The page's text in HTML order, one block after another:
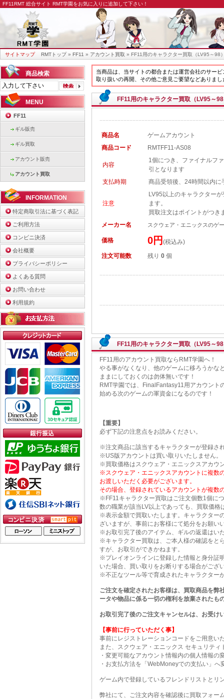
FF11RMT 総合サイト RMT学園をお気に入りに追加して下さい！
サイトマップ RMTトップ» FF11 » アカウント買取 » FF11用のキャラクター買取（LV95～98
商品検索
MENU
FF11
ギル販売
ギル買取
アカウント販売
アカウント買取
INFORMATION
特定商取引法に基づく表記
ご利用方法
コンビニ決済
会社概要
プライバシーポリシー
よくある質問
お問い合わせ
利用規約
当商品は、当サイトの都合または運営会社のサー
取り扱いの再開、その他ご意見ご要望などありま
FF11用のキャラクター買取（LV95～
商品名
ゲームアカウント
商品コード
RMTFF11-AS08
内容
1個につき、ファイナルフ
引となります
支払時期
商品受領後、24時間以内に
注意
LV95以上のキャラクター
ます。
買取注文はポイントがつき
メーカー名
スクウェア・エニックスのゲ
価格 0円 (税込み)
注文可能数
残り 0 個
FF11用のキャラクター買取（LV95～
FF11用のアカウント買取ならRMT学園へ！
やる事がなくなり、他のゲームに移ろうかな
ままにしておくのは勿体無いです！
RMT学園では、FinalFantasy11用アカウン
始める次のゲームの軍資金になるのです！
【重要】
必ず下記の注意点をお読みください。
※注文商品に該当するキャラクターが登録さ
※US版アカウントは買い取りいたしません。
※買取価格はスクウェア・エニックスアカウ
※スクウェア・エニックスアカウントに複数
お渡しいただく必要がございます。
その場合、登録されているアカウントが複数
※FF11キャラクター買取はご注文個数1個に
数の職業が該当LV以上であっても、買取価格
※表示金額で買取いたします。キャラクター
ざいますが、事前にお客様にて処分をお願い
※お取引完了後のアイテム、ギルの返還はい
※キャラクター買取は、ご本人様の確認をと
すが、お取引ができかねます。
※プレイオンラインに登録した情報と身分証
いた場合、買い取りをお断りする場合がござ
※不正なツール等で育成されたキャラクター
ご注文を確定されたお客様は、買取商品を弊
ータや物品に係る一切の権利を放棄されたも
お取引完了後のご注文キャンセルは、お受け
【事前に行っていただく事】
事前にレジストレーションコードをご用意い
また、スクウェア・エニックス セキュリテ
・変更可能なアカウント情報内の個人情報の
・お支払方法を「WebMoneyでの支払い」へ
ゲーム内で登録しているフレンドリストとリ
弊社にて、ご注文内容を確認後に買取フォー